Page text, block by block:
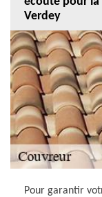
Verdey
Pour garantir